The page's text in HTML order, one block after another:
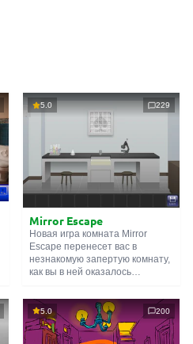
5.0 229
Mirror Escape
Новая игра комната Mirror
Escape перенесет вас в
незнакомую запертую комнату,
как вы в ней оказалось
смекалки попробуйте решить
все, приготовленные авторами
для вас, головоломки и найти
выход на свободу.
5.0 200